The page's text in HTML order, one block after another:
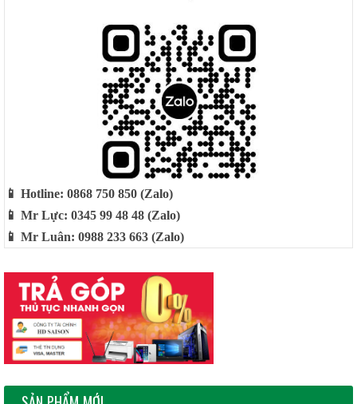
📱 Hotline: 0868 750 850 (Zalo)
📱 Mr Lực: 0345 99 48 48 (Zalo)
📱 Mr Luân: 0988 233 663 (Zalo)